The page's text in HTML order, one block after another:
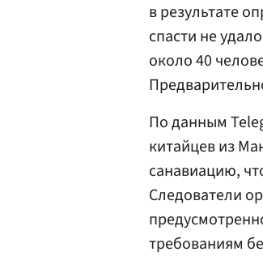
в результате
спасти не
около 40
По данным
китайцев из
санавиацию,
Следователи
требованиям